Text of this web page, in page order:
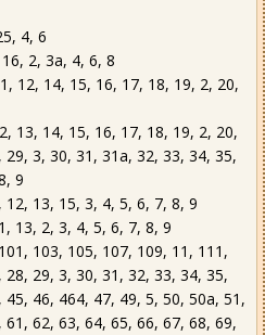
4, 6
2, 3а, 4, 6, 8
12, 14, 15, 16, 17, 18, 19, 2, 20,
13, 14, 15, 16, 17, 18, 19, 2, 20,
3, 30, 31, 31а, 32, 33, 34, 35,
9
12, 13, 15, 3, 4, 5, 6, 7, 8, 9
13, 2, 3, 4, 5, 6, 7, 8, 9
103, 105, 107, 109, 11, 111,
29, 3, 30, 31, 32, 33, 34, 35,
46, 464, 47, 49, 5, 50, 50а, 51,
62, 63, 64, 65, 66, 67, 68, 69,